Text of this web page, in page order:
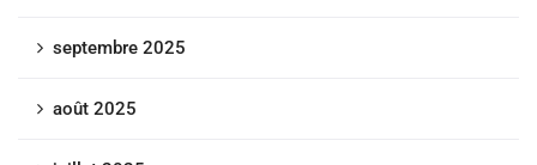
septembre 2025
août 2025